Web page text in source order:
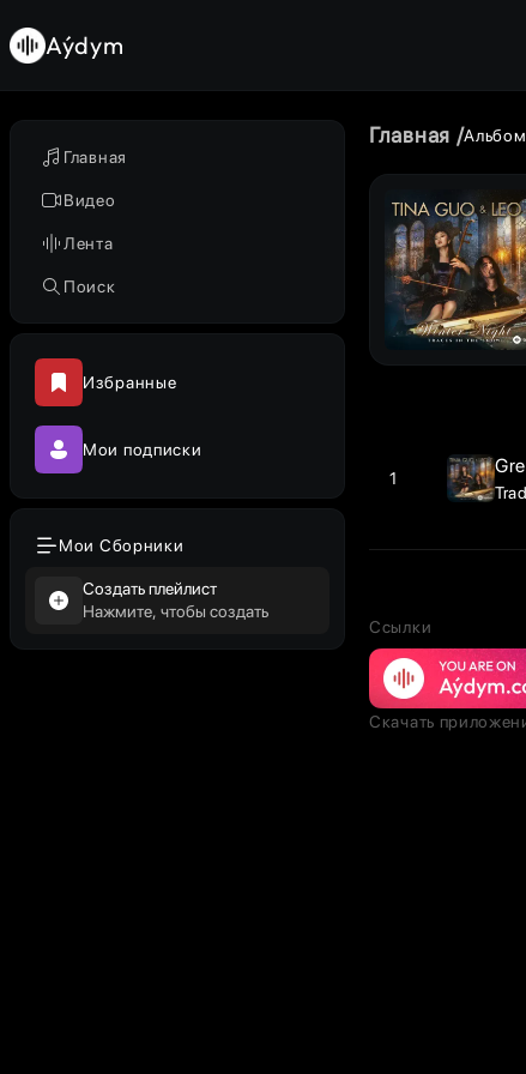
Главная
Видео
Лента
Поиск
Избранные
Мои подписки
Мои Сборники
Создать плейлист
Нажмите, чтобы создать
Aýdym
Главная
1
Ссылки
Скачать